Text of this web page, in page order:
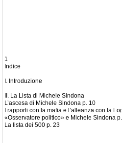
1
Indice
I. Introduzione
II. La Lista di Michele Sindona
L’ascesa di Michele Sindona p. 10
I rapporti con la mafia e l’alleanza con la
«Osservatore politico» e Michele Sindona
La lista dei 500 p. 23